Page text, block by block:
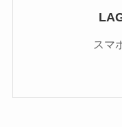
スマ